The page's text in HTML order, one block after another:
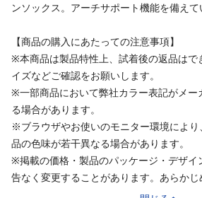
ンソックス。アーチサポート機能を備えて
【商品の購入にあたっての注意事項】
※本商品は製品特性上、試着後の返品はで
イズなどご確認をお願いします。
※一部商品において弊社カラー表記がメー
る場合があります。
※ブラウザやお使いのモニター環境によ
品の色味が若干異なる場合があります。
※掲載の価格・製品のパッケージ・デザイ
告なく変更することがあります。あらかじ